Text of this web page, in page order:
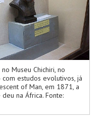
Museu Chichiri, no
estudos evolutivos, já
of Man, em 1871, a
na África. Fonte: